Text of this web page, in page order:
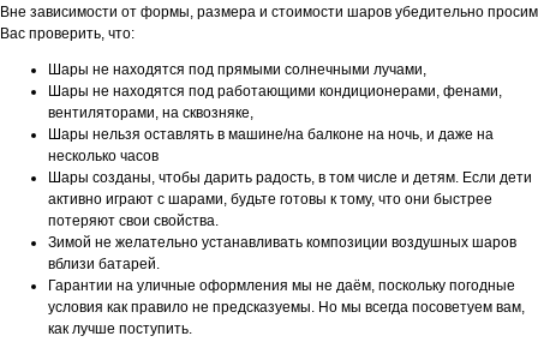
Вне зависимости от формы, размера и стоимости шаров убедительно просим
Вас проверить, что:
Шары не находятся под прямыми солнечными лучами,
Шары не находятся под работающими кондиционерами, фенами,
вентиляторами, на сквозняке,
Шары нельзя оставлять в машине/на балконе на ночь, и даже на
несколько часов
Шары созданы, чтобы дарить радость, в том числе и детям. Если дети
активно играют с шарами, будьте готовы к тому, что они быстрее
потеряют свои свойства.
Зимой не желательно устанавливать композиции воздушных шаров
вблизи батарей.
Гарантии на уличные оформления мы не даём, поскольку погодные
условия как правило не предсказуемы. Но мы всегда посоветуем вам,
как лучше поступить.